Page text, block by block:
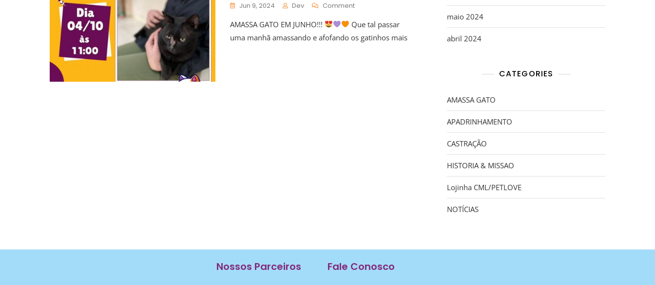
Jun 9, 2024 Dev Comment
AMASSA GATO EM JUNHO!!!
Que tal passar
uma manhã amassando e afofando os gatinhos mais
maio 2024
abril 2024
CATEGORIES
AMASSA GATO
APADRINHAMENTO
CASTRAÇÃO
HISTORIA & MISSAO
Lojinha CML/PETLOVE
NOTÍCIAS
Nossos Parceiros Fale Conosco